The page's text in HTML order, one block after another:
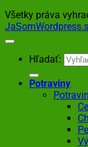
Všetky práva
Hľadať:
Potraviny